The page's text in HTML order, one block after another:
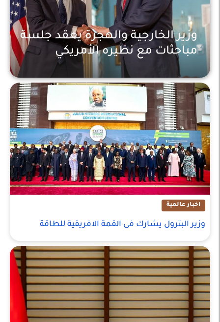
اخبار عالمية
وزير الخارجية والهجرة يعقد جلسة
مباحثات مع نظيره الأمريكي
اخبار عالمية
وزير البترول يشارك فى القمة الافريقية للطاقة